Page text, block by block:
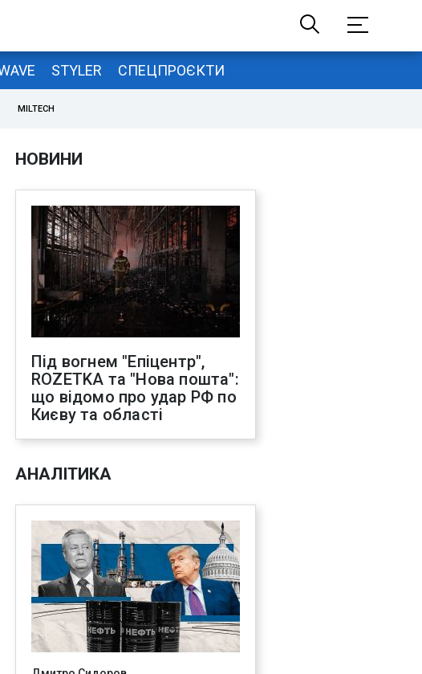
STYLER СПЕЦПРОЄКТИ
MILTECH
НОВИНИ
Під вогнем "Епіцентр",
ROZETKA та "Нова пошта":
що відомо про удар РФ по
Києву та області
АНАЛІТИКА